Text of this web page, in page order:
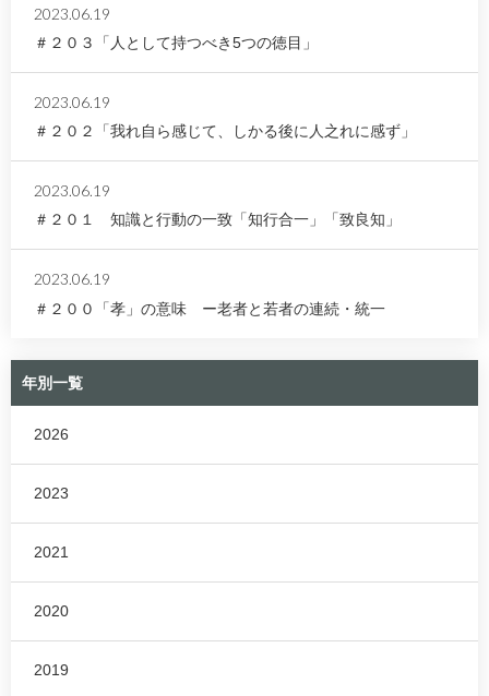
2023.06.19
＃２０３「人として持つべき5つの徳目」
2023.06.19
＃２０２「我れ自ら感じて、しかる後に人之れに感ず」
2023.06.19
＃２０１ 知識と行動の一致「知行合一」「致良知」
2023.06.19
＃２００「孝」の意味 ー老者と若者の連続・統一
年別一覧
2026
2023
2021
2020
2019